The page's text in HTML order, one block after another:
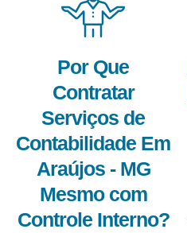
Por Que
Contratar
Serviços de
Contabilidade Em
Araújos - MG
Mesmo com
Controle Interno?